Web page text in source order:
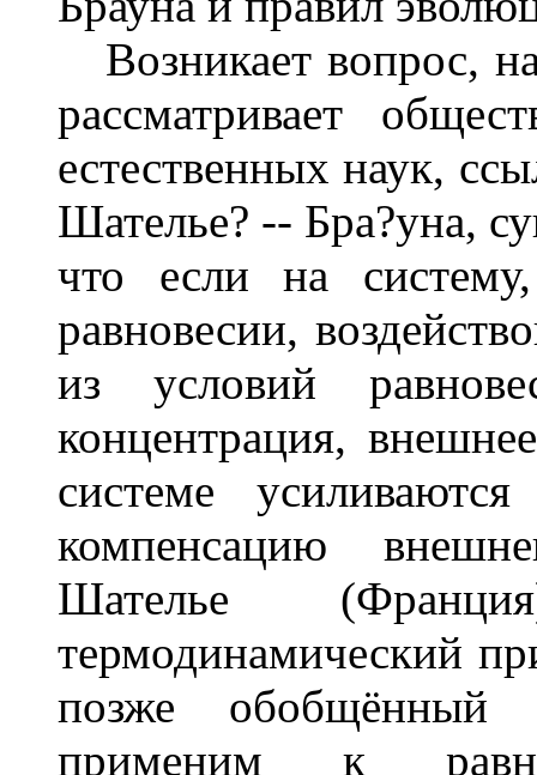
Возникает вопрос,
рассматривает
естественных наук,
Шателье? -- Бра?уна,
что если на
равновесии,
из условий
концентрация,
системе
компенсацию
Шателье
термодинамический
позже обобщённый
применим к